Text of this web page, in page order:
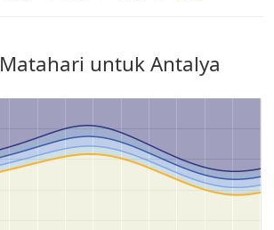
untuk Antalya